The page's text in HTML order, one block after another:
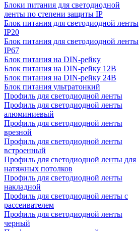
Блоки питания для светодиодной
ленты по степени защиты IP
Блок питания для светодиодной ленты
IP20
Блок питания для светодиодной ленты
IP67
Блок питания на DIN-рейку
Блок питания на DIN-рейку 12В
Блок питания на DIN-рейку 24В
Блок питания ультратонкий
Профиль для светодиодной ленты
Профиль для светодиодной ленты
алюминиевый
Профиль для светодиодной ленты
врезной
Профиль для светодиодной ленты
встроенный
Профиль для светодиодной ленты для
натяжных потолков
Профиль для светодиодной ленты
накладной
Профиль для светодиодной ленты с
рассеивателем
Профиль для светодиодной ленты
черный